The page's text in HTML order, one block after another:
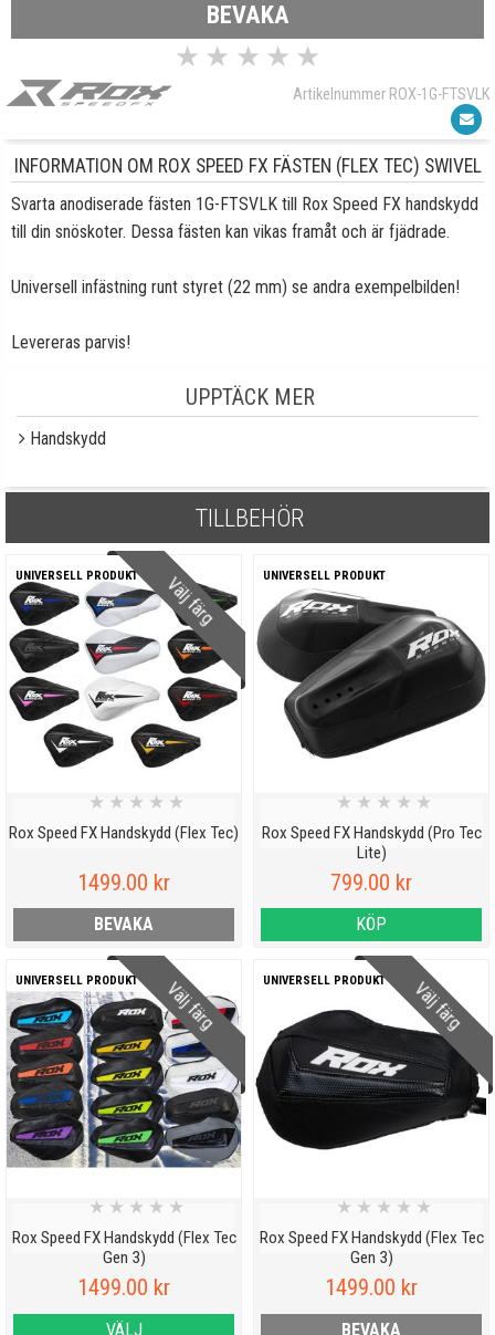
BEVAKA
★ ★ ★ ★ ★
Artikelnummer ROX-1G-FTSVLK
INFORMATION OM ROX SPEED FX FÄSTEN (FLEX TEC) SWIVEL
Svarta anodiserade fästen 1G-FTSVLK till Rox Speed FX handskydd
till din snöskoter. Dessa fästen kan vikas framåt och är fjädrade.
Universell infästning runt styret (22 mm) se andra exempelbilden!
Levereras parvis!
UPPTÄCK MER
Handskydd
TILLBEHÖR
Välj färg
UNIVERSELL PRODUKT
Rox Speed FX Handskydd (Flex Tec)
★ ★ ★ ★ ★
1499.00 kr
BEVAKA
UNIVERSELL PRODUKT
Rox Speed FX Handskydd (Pro Tec
Lite)
★ ★ ★ ★ ★
799.00 kr
KÖP
Välj färg
UNIVERSELL PRODUKT
Rox Speed FX Handskydd (Flex Tec
Gen 3)
★ ★ ★ ★ ★
1499.00 kr
VÄLJ
Välj färg
UNIVERSELL PRODUKT
Rox Speed FX Handskydd (Flex Tec
Gen 3)
★ ★ ★ ★ ★
1499.00 kr
BEVAKA